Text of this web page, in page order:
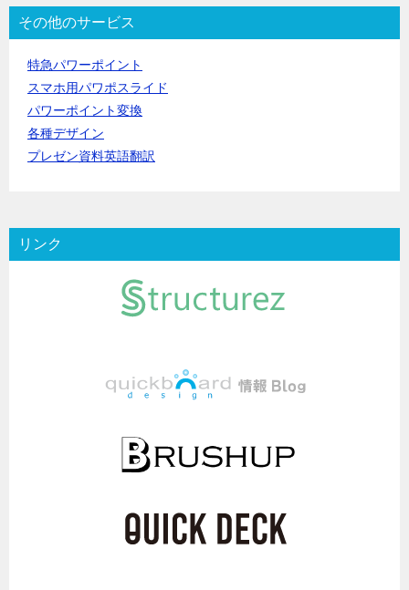
その他のサービス
特急パワーポイント
スマホ用パワポスライド
パワーポイント変換
各種デザイン
プレゼン資料英語翻訳
リンク